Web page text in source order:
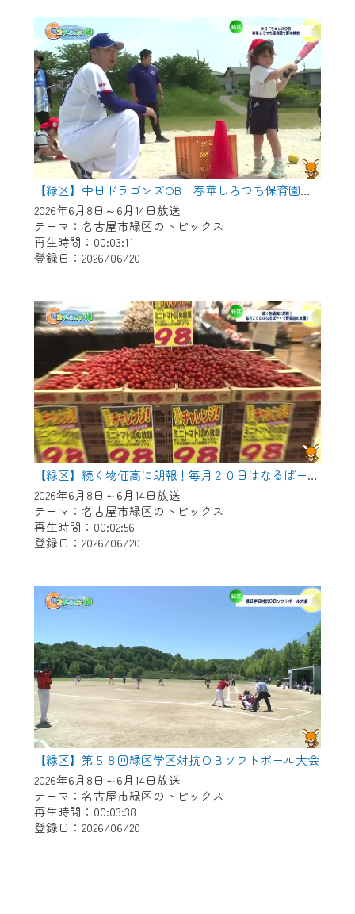
【緑区】中日ドラゴンズOB 春華しろつち保育園で野球教室
2026年6月8日～6月14日放送
テーマ：名古屋市緑区のトピックス
再生時間：00:03:11
登録日：2026/06/20
【緑区】続く物価高に朗報！毎月２０日はなるぱーくで野菜つめ放題！
2026年6月8日～6月14日放送
テーマ：名古屋市緑区のトピックス
再生時間：00:02:56
登録日：2026/06/20
【緑区】第５８回緑区学区対抗ＯＢソフトボール大会
2026年6月8日～6月14日放送
テーマ：名古屋市緑区のトピックス
再生時間：00:03:38
登録日：2026/06/20